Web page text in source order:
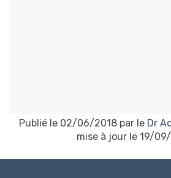
Publié le 02/06/2018 par le Dr
mise à jour le 19/